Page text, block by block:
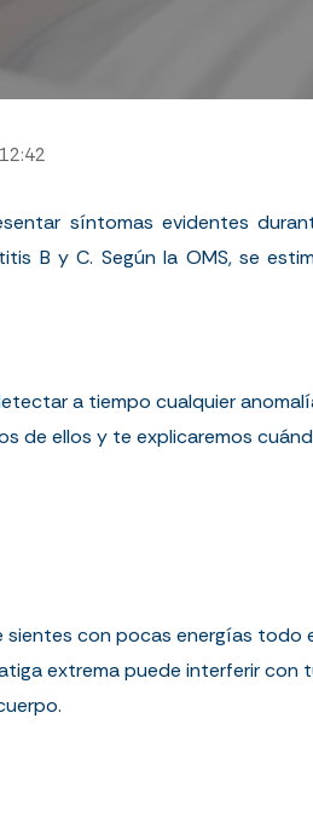
síntomas evidentes
B y C. Según la OMS, se
a tiempo cualquier
de ellos y te explicaremos
sientes con pocas energías todo
extrema puede interferir con